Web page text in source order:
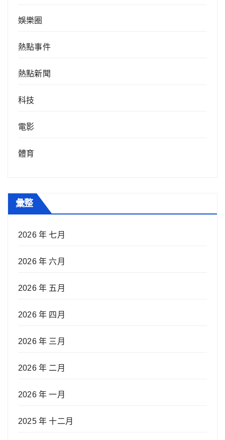
娛樂圈
熱點事件
熱點新聞
科技
電影
體育
彙整
2026 年 七月
2026 年 六月
2026 年 五月
2026 年 四月
2026 年 三月
2026 年 二月
2026 年 一月
2025 年 十二月